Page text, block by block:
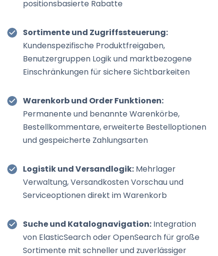
positionsbasierte Rabatte
Sortimente und Zugriffssteuerung:
Kundenspezifische Produktfreigaben,
Benutzergruppen Logik und marktbezogene
Einschränkungen für sichere Sichtbarkeiten
Warenkorb und Order Funktionen:
Permanente und benannte Warenkörbe,
Bestellkommentare, erweiterte Bestelloptionen
und gespeicherte Zahlungsarten
Logistik und Versandlogik: Mehrlager
Verwaltung, Versandkosten Vorschau und
Serviceoptionen direkt im Warenkorb
Suche und Katalognavigation: Integration
von ElasticSearch oder OpenSearch für große
Sortimente mit schneller und zuverlässiger